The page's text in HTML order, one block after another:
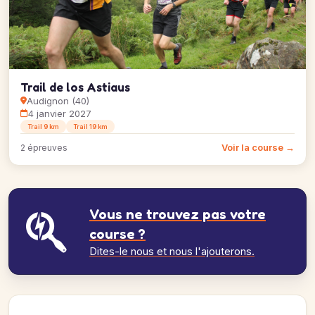
Trail de los Astiaus
Audignon (40)
4 janvier 2027
Trail 9 km Trail 19 km
2 épreuves Voir la course →
Vous ne trouvez pas votre
course ?
Dites-le nous et nous l'ajouterons.